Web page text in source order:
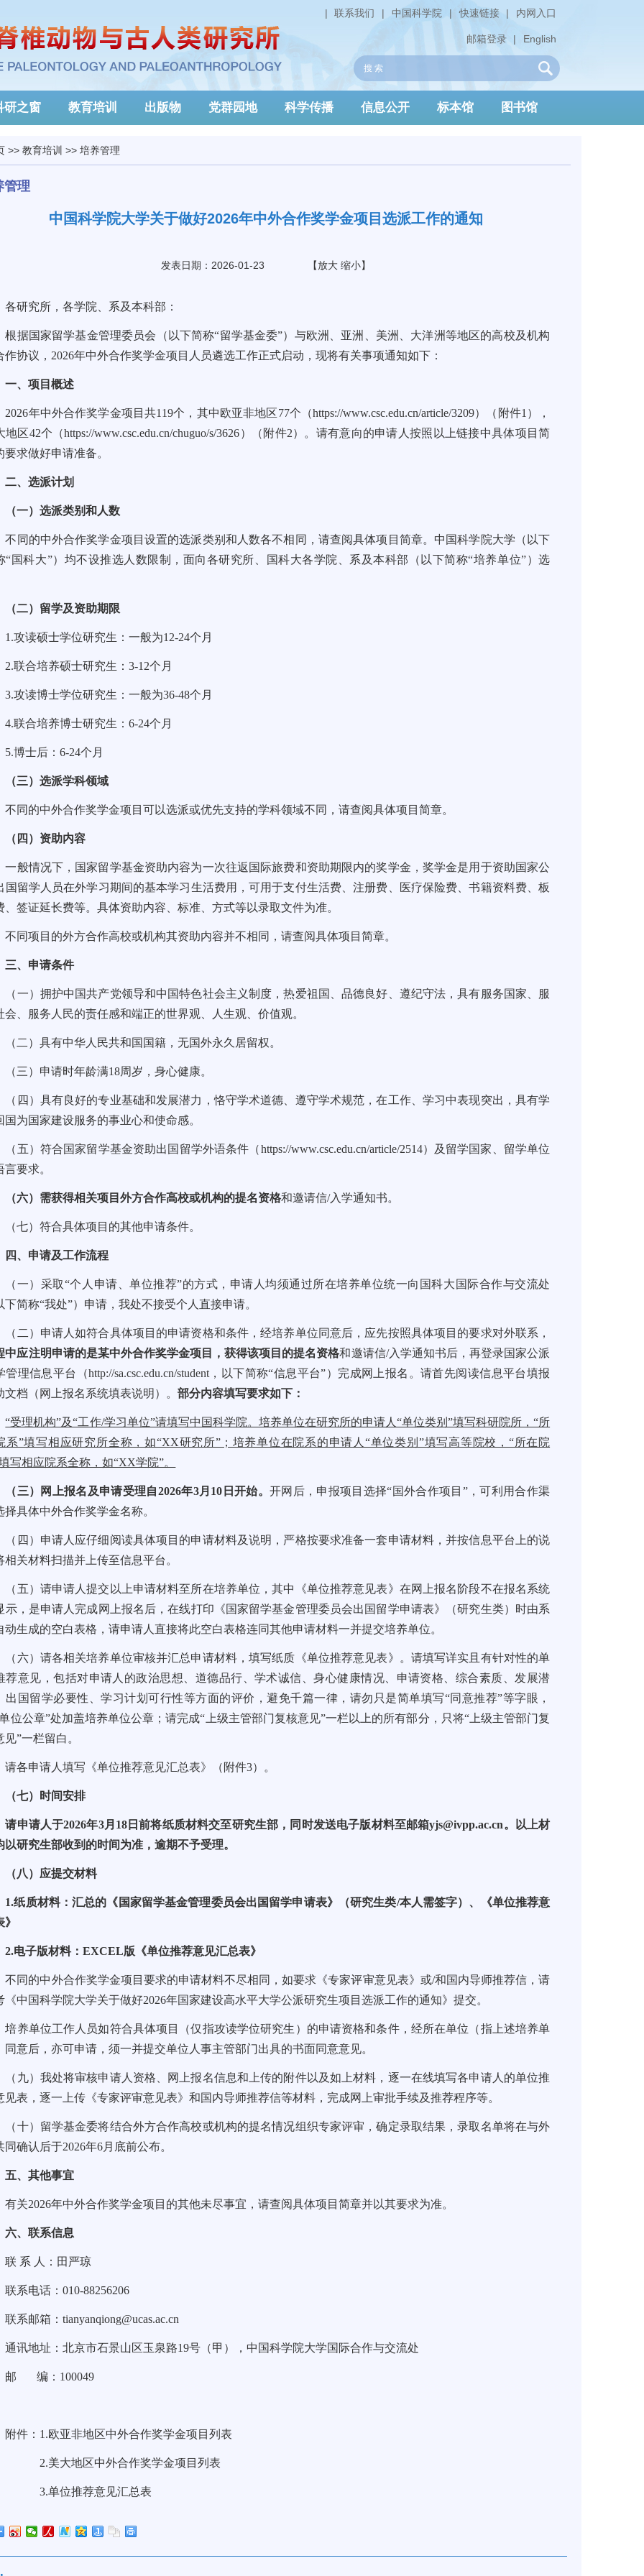
内网入口
|
快速链接
|
中国科学院
|
联系我们
|
English
|
邮箱登录
研之窗 教育培训 出版物 党群园地 科学传播 信息公开 标本馆 图书馆
>> 教育培训 >> 培养管理
管理
中国科学院大学关于做好2026年中外合作奖学金项目选派工作的通知
发表日期：2026-01-23 【放大 缩小】
各研究所，各学院、系及本科部：
根据国家留学基金管理委员会（以下简称“留学基金委”）与欧洲、亚洲、美洲、大洋洲等地区的高校及机构
作协议，2026年中外合作奖学金项目人员遴选工作正式启动，现将有关事项通知如下：
一、项目概述
2026年中外合作奖学金项目共119个，其中欧亚非地区77个（https://www.csc.edu.cn/article/3209）（附件1），
地区42个（https://www.csc.edu.cn/chuguo/s/3626）（附件2）。请有意向的申请人按照以上链接中具体项目简
要求做好申请准备。
二、选派计划
（一）选派类别和人数
不同的中外合作奖学金项目设置的选派类别和人数各不相同，请查阅具体项目简章。中国科学院大学（以下
“国科大”）均不设推选人数限制，面向各研究所、国科大各学院、系及本科部（以下简称“培养单位”）选
（二）留学及资助期限
1.攻读硕士学位研究生：一般为12-24个月
2.联合培养硕士研究生：3-12个月
3.攻读博士学位研究生：一般为36-48个月
4.联合培养博士研究生：6-24个月
5.博士后：6-24个月
（三）选派学科领域
不同的中外合作奖学金项目可以选派或优先支持的学科领域不同，请查阅具体项目简章。
（四）资助内容
一般情况下，国家留学基金资助内容为一次往返国际旅费和资助期限内的奖学金，奖学金是用于资助国家公
国留学人员在外学习期间的基本学习生活费用，可用于支付生活费、注册费、医疗保险费、书籍资料费、板
、签证延长费等。具体资助内容、标准、方式等以录取文件为准。
不同项目的外方合作高校或机构其资助内容并不相同，请查阅具体项目简章。
三、申请条件
（一）拥护中国共产党领导和中国特色社会主义制度，热爱祖国、品德良好、遵纪守法，具有服务国家、服
会、服务人民的责任感和端正的世界观、人生观、价值观。
（二）具有中华人民共和国国籍，无国外永久居留权。
（三）申请时年龄满18周岁，身心健康。
（四）具有良好的专业基础和发展潜力，恪守学术道德、遵守学术规范，在工作、学习中表现突出，具有学
国为国家建设服务的事业心和使命感。
（五）符合国家留学基金资助出国留学外语条件（https://www.csc.edu.cn/article/2514）及留学国家、留学单位
言要求。
（六）需获得相关项目外方合作高校或机构的提名资格和邀请信/入学通知书。
（七）符合具体项目的其他申请条件。
四、申请及工作流程
（一）采取“个人申请、单位推荐”的方式，申请人均须通过所在培养单位统一向国科大国际合作与交流处
下简称“我处”）申请，我处不接受个人直接申请。
（二）申请人如符合具体项目的申请资格和条件，经培养单位同意后，应先按照具体项目的要求对外联系，
中应注明申请的是某中外合作奖学金项目，获得该项目的提名资格和邀请信/入学通知书后，再登录国家公派
管理信息平台（http://sa.csc.edu.cn/student ，以下简称“信息平台”）完成网上报名。请首先阅读信息平台填报
文档（网上报名系统填表说明）。部分内容填写要求如下：
“受理机构”及“工作/学习单位”请填写中国科学院。培养单位在研究所的申请人“单位类别”填写科研院所，“所
系”填写相应研究所全称，如“XX研究所”；培养单位在院系的申请人“单位类别”填写高等院校，“所在院
写相应院系全称，如“XX学院”。
（三）网上报名及申请受理自2026年3月10日开始。 开网后，申报项目选择“国外合作项目”，可利用合作渠
择具体中外合作奖学金名称。
（四）申请人应仔细阅读具体项目的申请材料及说明，严格按要求准备一套申请材料，并按信息平台上的说
相关材料扫描并上传至信息平台。
（五）请申请人提交以上申请材料至所在培养单位，其中《单位推荐意见表》在网上报名阶段不在报名系统
示，是申请人完成网上报名后，在线打印《国家留学基金管理委员会出国留学申请表》（研究生类）时由系
动生成的空白表格，请申请人直接将此空白表格连同其他申请材料一并提交培养单位。
（六）请各相关培养单位审核并汇总申请材料，填写纸质《单位推荐意见表》。请填写详实且有针对性的单
荐意见，包括对申请人的政治思想、道德品行、学术诚信、身心健康情况、申请资格、综合素质、发展潜
出国留学必要性、学习计划可行性等方面的评价，避免千篇一律，请勿只是简单填写“同意推荐”等字眼，
位公章”处加盖培养单位公章；请完成“上级主管部门复核意见”一栏以上的所有部分，只将“上级主管部门复
见”一栏留白。
请各申请人填写《单位推荐意见汇总表》（附件3）。
（七）时间安排
请申请人于2026年3月18日前将纸质材料交至研究生部，同时发送电子版材料至邮箱yjs@ivpp.ac.cn。以上材
以研究生部收到的时间为准，逾期不予受理。
（八）应提交材料
1.纸质材料：汇总的《国家留学基金管理委员会出国留学申请表》（研究生类/本人需签字）、《单位推荐意
2.电子版材料：EXCEL版《单位推荐意见汇总表》
不同的中外合作奖学金项目要求的申请材料不尽相同，如要求《专家评审意见表》或/和国内导师推荐信，请
《中国科学院大学关于做好2026年国家建设高水平大学公派研究生项目选派工作的通知》提交。
培养单位工作人员如符合具体项目（仅指攻读学位研究生）的申请资格和条件，经所在单位（指上述培养单
同意后，亦可申请，须一并提交单位人事主管部门出具的书面同意意见。
（九）我处将审核申请人资格、网上报名信息和上传的附件以及如上材料，逐一在线填写各申请人的单位推
见表，逐一上传《专家评审意见表》和国内导师推荐信等材料，完成网上审批手续及推荐程序等。
（十）留学基金委将结合外方合作高校或机构的提名情况组织专家评审，确定录取结果，录取名单将在与外
同确认后于2026年6月底前公布。
五、其他事宜
有关2026年中外合作奖学金项目的其他未尽事宜，请查阅具体项目简章并以其要求为准。
六、联系信息
联 系 人：田严琼
联系电话：010-88256206
联系邮箱：tianyanqiong@ucas.ac.cn
通讯地址：北京市石景山区玉泉路19号（甲），中国科学院大学国际合作与交流处
邮 编：100049
附件：1.欧亚非地区中外合作奖学金项目列表
2.美大地区中外合作奖学金项目列表
3.单位推荐意见汇总表